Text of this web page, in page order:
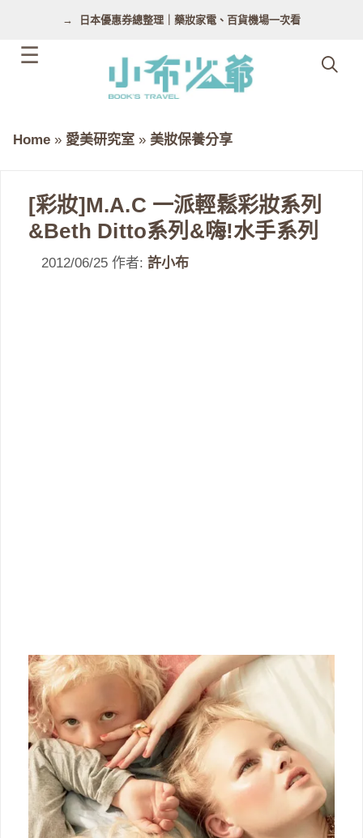
日本優惠券總整理｜藥妝家電、百貨機場一次看
Home » 愛美研究室 » 美妝保養分享
[彩妝]M.A.C 一派輕鬆彩妝系列
&Beth Ditto系列&嗨!水手系列
2012/06/25 作者: 許小布